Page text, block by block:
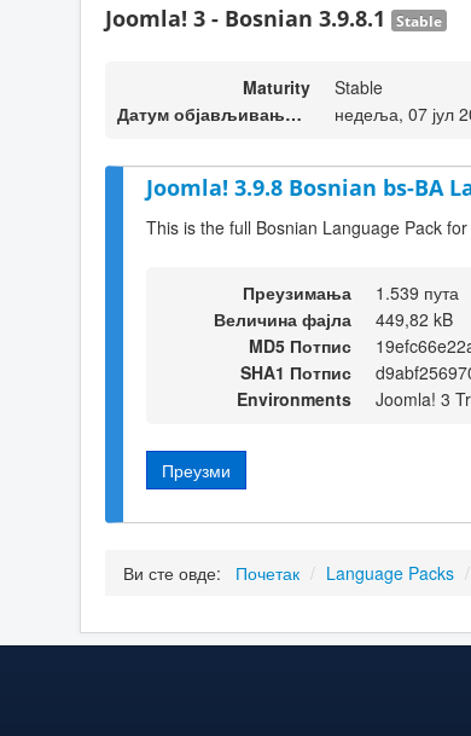
Joomla! 3 - Bosnian 3.9.8.1 Stable
Maturity
Stable
Датум објављивања верзије
недеља, 07 јул
Joomla! 3.9.8 Bosnian bs-BA
This is the full Bosnian Language Pack
Преузимања
1.539 пута
Величина фајла
449,82 kB
MD5 Потпис
SHA1 Потпис
Environments
Joomla! 3
Преузми
Ви сте овде: Почетак / Language Packs /